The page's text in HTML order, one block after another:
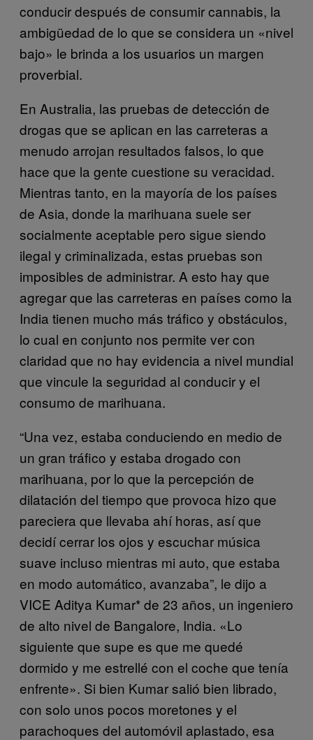
conducir después de consumir cannabis, la
ambigüedad de lo que se considera un «nivel
bajo» le brinda a los usuarios un margen
proverbial.
En Australia, las pruebas de detección de
drogas que se aplican en las carreteras a
menudo arrojan resultados falsos, lo que
hace que la gente cuestione su veracidad.
Mientras tanto, en la mayoría de los países
de Asia, donde la marihuana suele ser
socialmente aceptable pero sigue siendo
ilegal y criminalizada, estas pruebas son
imposibles de administrar. A esto hay que
agregar que las carreteras en países como la
India tienen mucho más tráfico y obstáculos,
lo cual en conjunto nos permite ver con
claridad que no hay evidencia a nivel mundial
que vincule la seguridad al conducir y el
consumo de marihuana.
“Una vez, estaba conduciendo en medio de
un gran tráfico y estaba drogado con
marihuana, por lo que la percepción de
dilatación del tiempo que provoca hizo que
pareciera que llevaba ahí horas, así que
decidí cerrar los ojos y escuchar música
suave incluso mientras mi auto, que estaba
en modo automático, avanzaba”, le dijo a
VICE Aditya Kumar* de 23 años, un ingeniero
de alto nivel de Bangalore, India. «Lo
siguiente que supe es que me quedé
dormido y me estrellé con el coche que tenía
enfrente». Si bien Kumar salió bien librado,
con solo unos pocos moretones y el
parachoques del automóvil aplastado, esa